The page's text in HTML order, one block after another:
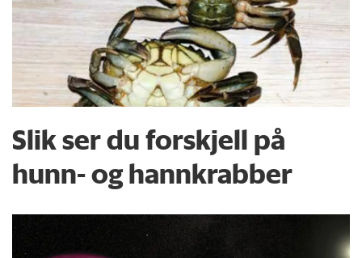
Slik ser du forskjell på
hunn- og hannkrabber